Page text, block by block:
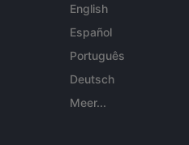
English
Español
Português
Deutsch
Meer...